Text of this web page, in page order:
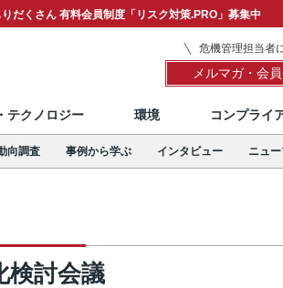
だくさん 有料会員制度「リスク対策.PRO」募集中
危機管理担当者
メルマガ・会
テクノロジー 環境 コンプライ
向調査 事例から学ぶ インタビュー ニュ
検討会議